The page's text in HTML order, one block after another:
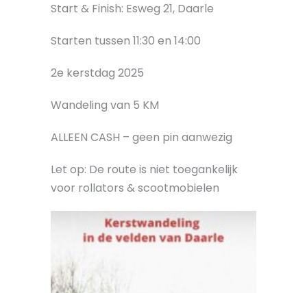
Start & Finish: Esweg 21, Daarle
Starten tussen 11:30 en 14:00
2e kerstdag 2025
Wandeling van 5 KM
ALLEEN CASH – geen pin aanwezig
Let op: De route is niet toegankelijk
voor rollators & scootmobielen